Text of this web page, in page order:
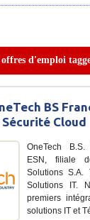
offres d'emploi
BS
Cloud
OneTech
ESN, filiale
Solutions S.A.
Solutions IT.
premiers
solutions IT et